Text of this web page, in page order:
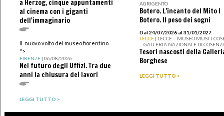
a Herzog, cinque appuntamenti
al cinema con i giganti
dell'immaginario
Il nuovo volto del museo fiorentino
">
FIRENZE| 06/08/2026
Nel futuro degli Uffizi. Tra due
anni la chiusura dei lavori
LEGGI TUTTO >
AGRIGENTO
Botero. L’incanto del Mito I
Botero. Il peso dei sogni
Dal 24/07/2026 al 31/01/2027
LECCE | LECCE – MUSEO MUST I
– GALLERIA NAZIONALE DI
Tesori nascosti della
Borghese
LEGGI TUTTO >